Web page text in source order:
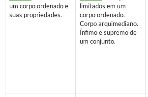
um corpo ordenado e
suas propriedades.
limitados em um
corpo ordenado.
Corpo arquimediano.
Ínfimo e supremo de
um conjunto.